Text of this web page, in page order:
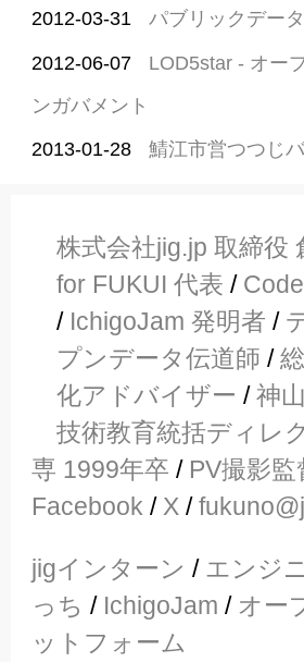
2012-03-31 パブリックデー
2012-06-07
LOD5star - オー
ンガバメント
2013-01-28 鯖江市営つつじ
株式会社jig.jp 取締役
for FUKUI 代表 /
/ IchigoJam 発明者 /
プンデータ伝道師 /
化アドバイザー /神
技術教育統括ディレ
専 1999年卒 / PV撮影監
Facebook / X /
jigインターン / エンジ
っち / IchigoJam / オー
ットフォーム